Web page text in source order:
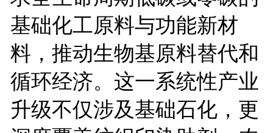
基础化工原料与功能新材
料，推动生物基原料替代和
循环经济。这一系统性产业
升级不仅涉及基础石化，更